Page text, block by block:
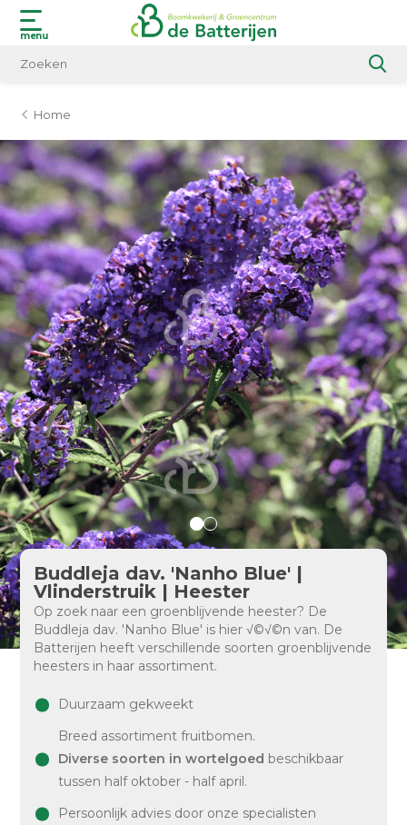
menu
Home
Buddleja dav. 'Nanho Blue' |
Vlinderstruik | Heester
Op zoek naar een groenblijvende heester? De
Buddleja dav. 'Nanho Blue' is hier √©√©n van. De
Batterijen heeft verschillende soorten groenblijvende
heesters in haar assortiment.
Duurzaam gekweekt
Breed assortiment fruitbomen.
Diverse soorten in wortelgoed beschikbaar
tussen half oktober - half april.
Persoonlijk advies door onze specialisten